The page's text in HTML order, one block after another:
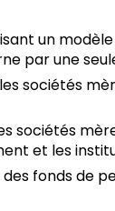
un
par une
sociétés
sociétés
et les
fonds de